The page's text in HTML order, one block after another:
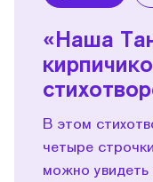
«Наша
В этом
четыре
можно